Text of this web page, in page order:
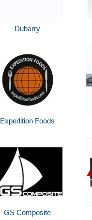
Dubarry
Expedition Foods
GS Composite